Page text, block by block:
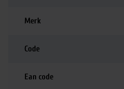
Merk
Code
Ean code